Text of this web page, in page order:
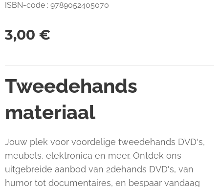
ISBN-code : 9789052405070
3,00 €
Tweedehands
materiaal
Jouw plek voor voordelige tweedehands DVD's,
meubels, elektronica en meer. Ontdek ons
uitgebreide aanbod van 2dehands DVD's, van
humor tot documentaires, en bespaar vandaag